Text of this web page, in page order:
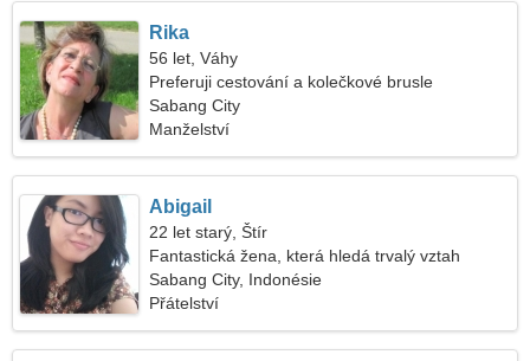
Rika
56 let, Váhy
Preferuji cestování a kolečkové brusle
Sabang City
Manželství
Abigail
22 let starý, Štír
Fantastická žena, která hledá trvalý vztah
Sabang City, Indonésie
Přátelství